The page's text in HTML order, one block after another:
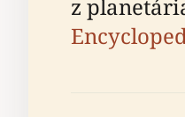
z